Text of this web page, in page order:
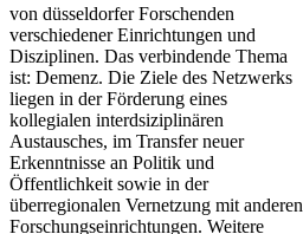
von düsseldorfer Forschenden
verschiedener Einrichtungen und
Disziplinen. Das verbindende Thema
ist: Demenz. Die Ziele des Netzwerks
liegen in der Förderung eines
kollegialen interdsiziplinären
Austausches, im Transfer neuer
Erkenntnisse an Politik und
Öffentlichkeit sowie in der
überregionalen Vernetzung mit anderen
Forschungseinrichtungen. Weitere